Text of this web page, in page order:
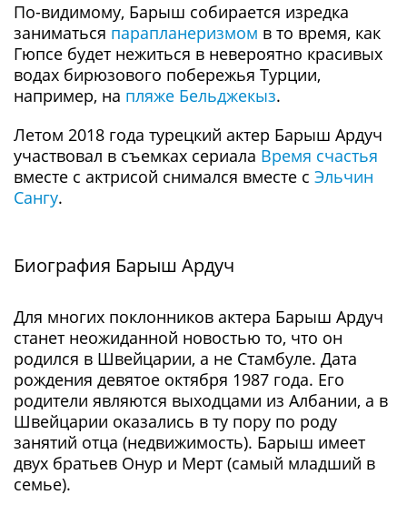
По-видимому, Барыш собирается изредка
заниматься парапланеризмом в то время, как
Гюпсе будет нежиться в невероятно красивых
водах бирюзового побережья Турции,
например, на пляже Бельджекыз.
Летом 2018 года турецкий актер Барыш Ардуч
участвовал в съемках сериала Вpeмя cчаcтья
вместе с актрисой снимался вместе с Эльчин
Сангу.
Биография Барыш Ардуч
Для многих поклонников актера Барыш Ардуч
станет неожиданной новостью то, что он
родился в Швейцарии, а не Стамбуле. Дата
рождения девятое октября 1987 года. Его
родители являются выходцами из Албании, а в
Швейцарии оказались в ту пору по роду
занятий отца (недвижимость). Барыш имеет
двух братьев Онур и Мерт (самый младший в
семье).